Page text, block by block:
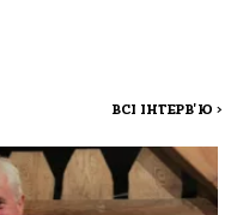
ВСІ ІНТЕРВ'Ю >